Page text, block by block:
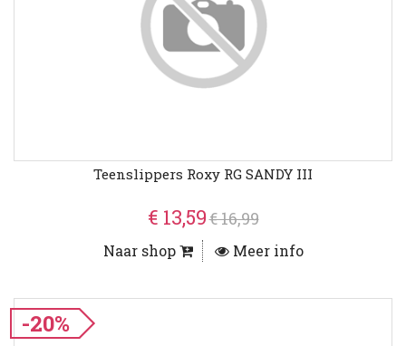
Teenslippers Roxy RG SANDY III
€ 13,59€ 16,99
Naar shop Meer info
-20%